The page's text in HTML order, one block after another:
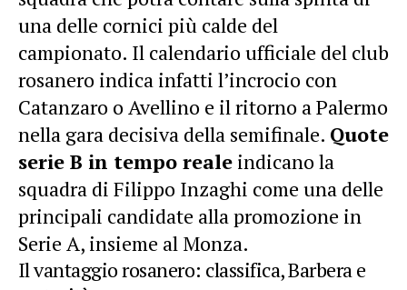
una delle cornici più calde del
campionato. Il calendario ufficiale del club
rosanero indica infatti l’incrocio con
Catanzaro o Avellino e il ritorno a Palermo
nella gara decisiva della semifinale. Quote
serie B in tempo reale indicano la
squadra di Filippo Inzaghi come una delle
principali candidate alla promozione in
Serie A, insieme al Monza.
Il vantaggio rosanero: classifica, Barbera e